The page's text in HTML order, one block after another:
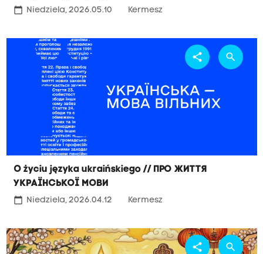
calendar_today Niedziela, 2026.05.10 Kermesz
O życiu języka ukraińskiego // Про життя
української мови
calendar_today Niedziela, 2026.04.12 Kermesz
share search
share search